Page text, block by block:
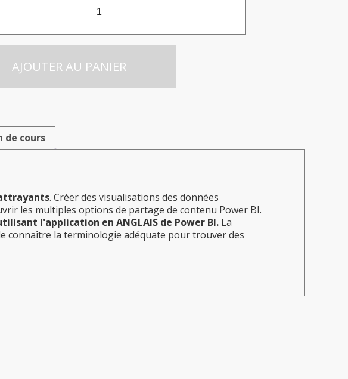
AJOUTER AU PANIER
de cours
. Créer des visualisations des données
les multiples options de partage de contenu Power BI.
l'application en ANGLAIS de Power BI. La
connaître la terminologie adéquate pour trouver des